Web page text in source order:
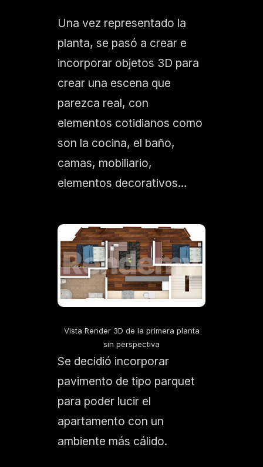
Una vez representado la
planta, se pasó a crear e
incorporar objetos 3D para
crear una escena que
parezca real, con
elementos cotidianos como
son la cocina, el baño,
camas, mobiliario,
elementos decorativos…
Vista Render 3D de la primera planta
sin perspectiva
Se decidió incorporar
pavimento de tipo parquet
para poder lucir el
apartamento con un
ambiente más cálido.